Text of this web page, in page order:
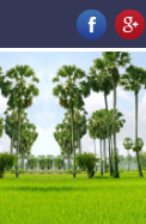
mở không gian